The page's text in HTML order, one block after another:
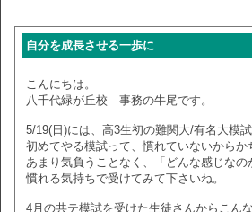
自分を成長させる一歩に
こんにちは。
八千代緑が丘校 事務の牛尾です。
5/19(日)には、高3生初の難関大/有名大模試
初めてやる模試って、慣れていないからか
あまり気負うことなく、「どんな感じな
慣れる気持ちで受けてみて下さいね。
4月の共テ模試を受けた生徒さんからこん